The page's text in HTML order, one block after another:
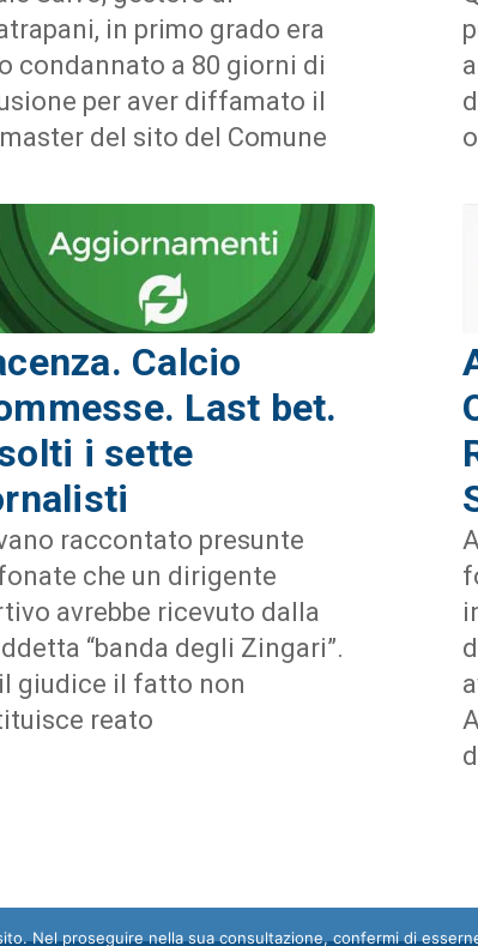
in primo grado era
condannato a 80 giorni di
per aver diffamato il
del sito del Comune
Calcio
Last bet.
i sette
raccontato presunte
che un dirigente
avrebbe ricevuto dalla
“banda degli Zingari”.
giudice il fatto non
reato
Nel proseguire nella sua consultazione, confermi di